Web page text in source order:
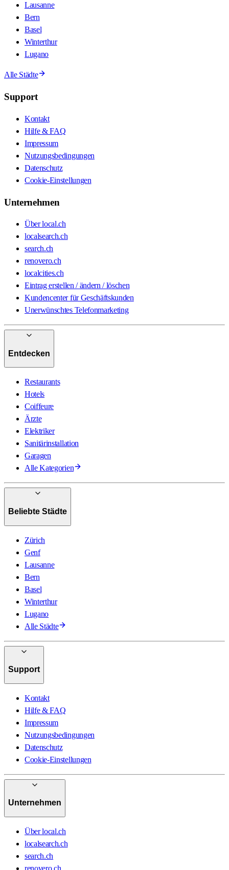
Lausanne
Bern
Basel
Winterthur
Lugano
Alle Städte
Support
Kontakt
Hilfe & FAQ
Impressum
Nutzungsbedingungen
Datenschutz
Cookie-Einstellungen
Unternehmen
Über local.ch
localsearch.ch
search.ch
renovero.ch
localcities.ch
Eintrag erstellen / ändern / löschen
Kundencenter für Geschäftskunden
Unerwünschtes Telefonmarketing
Entdecken
Restaurants
Hotels
Coiffeure
Ärzte
Elektriker
Sanitärinstallation
Garagen
Alle Kategorien
Beliebte Städte
Zürich
Genf
Lausanne
Bern
Basel
Winterthur
Lugano
Alle Städte
Support
Kontakt
Hilfe & FAQ
Impressum
Nutzungsbedingungen
Datenschutz
Cookie-Einstellungen
Unternehmen
Über local.ch
localsearch.ch
search.ch
renovero.ch